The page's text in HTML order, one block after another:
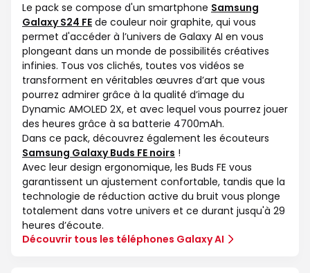
Le pack se compose d'un smartphone Samsung
Galaxy S24 FE de couleur noir graphite, qui vous
permet d'accéder à l’univers de Galaxy AI en vous
plongeant dans un monde de possibilités créatives
infinies. Tous vos clichés, toutes vos vidéos se
transforment en véritables œuvres d’art que vous
pourrez admirer grâce à la qualité d’image du
Dynamic AMOLED 2X, et avec lequel vous pourrez jouer
des heures grâce à sa batterie 4700mAh.
Dans ce pack, découvrez également les écouteurs
Samsung Galaxy Buds FE noirs !
Avec leur design ergonomique, les Buds FE vous
garantissent un ajustement confortable, tandis que la
technologie de réduction active du bruit vous plonge
totalement dans votre univers et ce durant jusqu'à 29
heures d’écoute.
Découvrir tous les téléphones Galaxy AI